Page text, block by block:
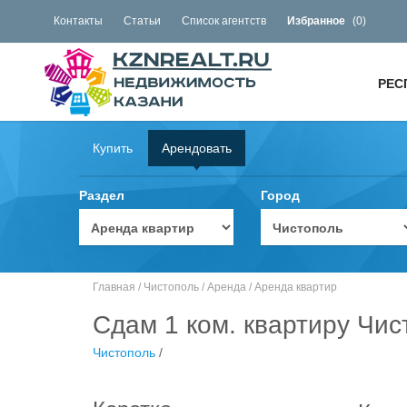
Контакты Статьи Список агентств Избранное (0)
Купить Арендовать
Раздел Город
Главная / Чистополь / Аренда / Аренда квартир
Сдам 1 ком. квартиру
Чистополь /